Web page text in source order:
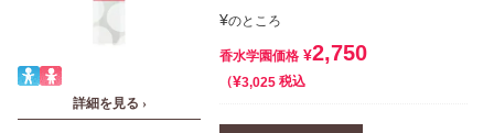
詳細を見る ›
¥のところ
香水学園価格 ¥2,750
¥3,025 税込